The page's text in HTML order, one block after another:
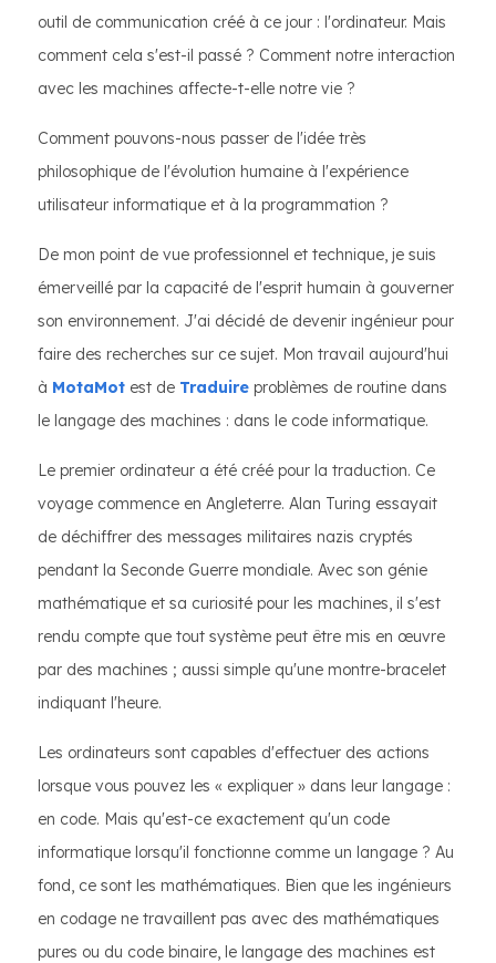
outil de communication créé à ce jour : l'ordinateur. Mais
comment cela s'est-il passé ? Comment notre interaction
avec les machines affecte-t-elle notre vie ?
Comment pouvons-nous passer de l'idée très
philosophique de l'évolution humaine à l'expérience
utilisateur informatique et à la programmation ?
De mon point de vue professionnel et technique, je suis
émerveillé par la capacité de l'esprit humain à gouverner
son environnement. J'ai décidé de devenir ingénieur pour
faire des recherches sur ce sujet. Mon travail aujourd'hui
à MotaMot est de Traduire problèmes de routine dans
le langage des machines : dans le code informatique.
Le premier ordinateur a été créé pour la traduction. Ce
voyage commence en Angleterre. Alan Turing essayait
de déchiffrer des messages militaires nazis cryptés
pendant la Seconde Guerre mondiale. Avec son génie
mathématique et sa curiosité pour les machines, il s'est
rendu compte que tout système peut être mis en œuvre
par des machines ; aussi simple qu'une montre-bracelet
indiquant l'heure.
Les ordinateurs sont capables d'effectuer des actions
lorsque vous pouvez les « expliquer » dans leur langage :
en code. Mais qu'est-ce exactement qu'un code
informatique lorsqu'il fonctionne comme un langage ? Au
fond, ce sont les mathématiques. Bien que les ingénieurs
en codage ne travaillent pas avec des mathématiques
pures ou du code binaire, le langage des machines est